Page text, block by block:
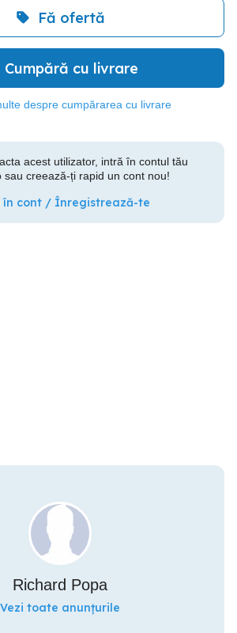
Fă ofertă
Cumpără cu livrare
despre cumpărarea cu livrare
acest utilizator, intră în contul tău
sau creează-ți rapid un cont nou!
cont / Înregistrează-te
Richard Popa
Vezi toate anunțurile